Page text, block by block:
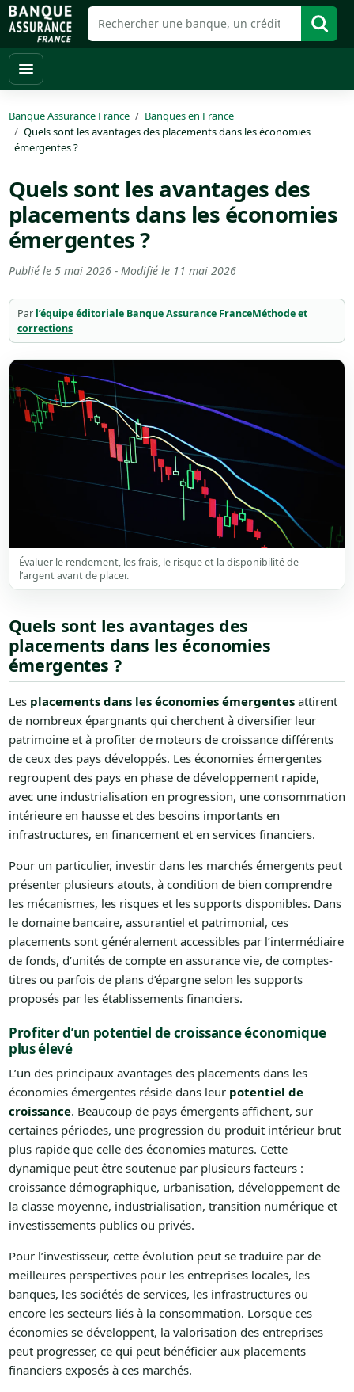
Banque Assurance France
Banques en France
Quels sont les avantages des placements dans les économies
émergentes ?
Quels sont les avantages des
placements dans les économies
émergentes ?
Publié le 5 mai 2026- Modifié le 11 mai 2026
Par l’équipe éditoriale Banque Assurance FranceMéthode et
corrections
Évaluer le rendement, les frais, le risque et la disponibilité de
l’argent avant de placer.
Quels sont les avantages des
placements dans les économies
émergentes ?
Les placements dans les économies émergentesattirent
de nombreux épargnants qui cherchent à diversifier leur
patrimoine et à profiter de moteurs de croissance différents
de ceux des pays développés. Les économies émergentes
regroupent des pays en phase de développement rapide,
avec une industrialisation en progression, une consommation
intérieure en hausse et des besoins importants en
infrastructures, en financement et en services financiers.
Pour un particulier, investir dans les marchés émergents peut
présenter plusieurs atouts, à condition de bien comprendre
les mécanismes, les risques et les supports disponibles. Dans
le domaine bancaire, assurantiel et patrimonial, ces
placements sont généralement accessibles par l’intermédiaire
de fonds, d’unités de compte en assurance vie, de comptes-
titres ou parfois de plans d’épargne selon les supports
proposés par les établissements financiers.
Profiter d’un potentiel de croissance économique
plus élevé
L’un des principaux avantages des placements dans les
économies émergentes réside dans leur potentiel de
croissance. Beaucoup de pays émergents affichent, sur
certaines périodes, une progression du produit intérieur brut
plus rapide que celle des économies matures. Cette
dynamique peut être soutenue par plusieurs facteurs :
croissance démographique, urbanisation, développement de
la classe moyenne, industrialisation, transition numérique et
investissements publics ou privés.
Pour l’investisseur, cette évolution peut se traduire par de
meilleures perspectives pour les entreprises locales, les
banques, les sociétés de services, les infrastructures ou
encore les secteurs liés à la consommation. Lorsque ces
économies se développent, la valorisation des entreprises
peut progresser, ce qui peut bénéficier aux placements
financiers exposés à ces marchés.